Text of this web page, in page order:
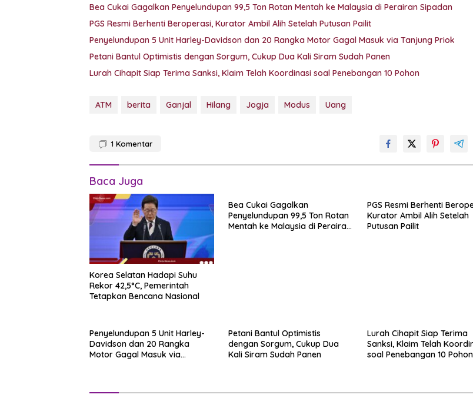
Bea Cukai Gagalkan Penyelundupan 99,5 Ton Rotan Mentah ke Malaysia di Perairan Sipadan
PGS Resmi Berhenti Beroperasi, Kurator Ambil Alih Setelah Putusan Pailit
Penyelundupan 5 Unit Harley-Davidson dan 20 Rangka Motor Gagal Masuk via Tanjung Priok
Petani Bantul Optimistis dengan Sorgum, Cukup Dua Kali Siram Sudah Panen
Lurah Cihapit Siap Terima Sanksi, Klaim Telah Koordinasi soal Penebangan 10 Pohon
ATM berita Ganjal Hilang Jogja Modus Uang
1 Komentar
Baca Juga
Korea Selatan Hadapi Suhu
Rekor 42,5°C, Pemerintah
Tetapkan Bencana Nasional
Bea Cukai Gagalkan
Penyelundupan 99,5 Ton Rotan
Mentah ke Malaysia di Perairan
PGS Resmi Berhenti
Kurator Ambil Alih Setelah
Putusan Pailit
Penyelundupan 5 Unit Harley-
Davidson dan 20 Rangka
Motor Gagal Masuk via
Petani Bantul Optimistis
dengan Sorgum, Cukup Dua
Kali Siram Sudah Panen
Lurah Cihapit Siap Terima
Sanksi, Klaim Telah
soal Penebangan 10 Pohon